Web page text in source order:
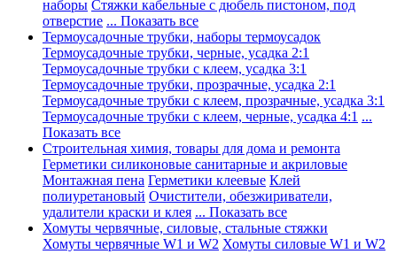
наборы Стяжки кабельные с дюбель пистоном, под
отверстие ... Показать все
Термоусадочные трубки, наборы термоусадок
Термоусадочные трубки, черные, усадка 2:1
Термоусадочные трубки с клеем, усадка 3:1
Термоусадочные трубки, прозрачные, усадка 2:1
Термоусадочные трубки с клеем, прозрачные, усадка 3:1
Термоусадочные трубки с клеем, черные, усадка 4:1 ...
Показать все
Строительная химия, товары для дома и ремонта
Герметики силиконовые санитарные и акриловые
Монтажная пена Герметики клеевые Клей
полиуретановый Очистители, обезжириватели,
удалители краски и клея ... Показать все
Хомуты червячные, силовые, стальные стяжки
Хомуты червячные W1 и W2 Хомуты силовые W1 и W2